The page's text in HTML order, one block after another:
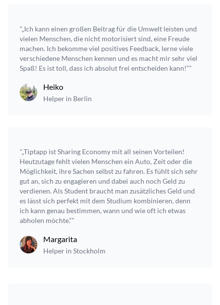
"„Ich kann einen großen Beitrag für die Umwelt leisten und
vielen Menschen, die nicht motorisiert sind, eine Freude
machen. Ich bekomme viel positives Feedback, lerne viele
verschiedene Menschen kennen und es macht mir sehr viel
Spaß! Es ist toll, dass ich absolut frei entscheiden kann!“”
Heiko
Helper in Berlin
"„Tiptapp ist Sharing Economy mit all seinen Vorteilen!
Heutzutage fehlt vielen Menschen ein Auto, Zeit oder die
Möglichkeit, ihre Sachen selbst zu fahren. Es fühlt sich sehr
gut an, sich zu engagieren und dabei auch noch Geld zu
verdienen. Als Student braucht man zusätzliches Geld und
es lässt sich perfekt mit dem Studium kombinieren, denn
ich kann genau bestimmen, wann und wie oft ich etwas
abholen möchte.“”
Margarita
Helper in Stockholm